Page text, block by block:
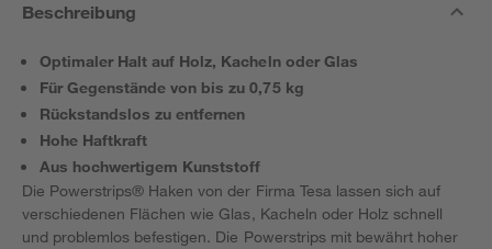
Beschreibung
Optimaler Halt auf Holz, Kacheln oder Glas
Für Gegenstände von bis zu 0,75 kg
Rückstandslos zu entfernen
Hohe Haftkraft
Aus hochwertigem Kunststoff
Die Powerstrips® Haken von der Firma Tesa lassen sich auf
verschiedenen Flächen wie Glas, Kacheln oder Holz schnell
und problemlos befestigen. Die Powerstrips mit bewährt hoher